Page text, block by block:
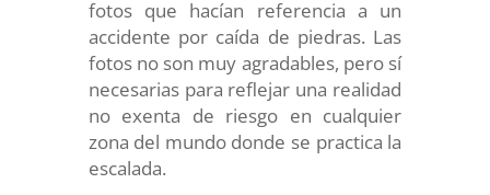
fotos que hacían referencia a un
accidente por caída de piedras. Las
fotos no son muy agradables, pero sí
necesarias para reflejar una realidad
no exenta de riesgo en cualquier
zona del mundo donde se practica la
escalada.